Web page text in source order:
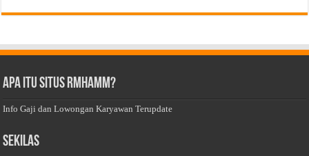
Apa Itu Situs Rmhamm?
Info Gaji dan Lowongan Karyawan Terupdate
Sekilas